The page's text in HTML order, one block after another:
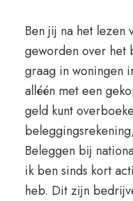
Ben jij na het lezen
geworden over het
graag in woningen
alléén met een
geld kunt
Beleggen bij
ik ben sinds kort
heb. Dit zijn